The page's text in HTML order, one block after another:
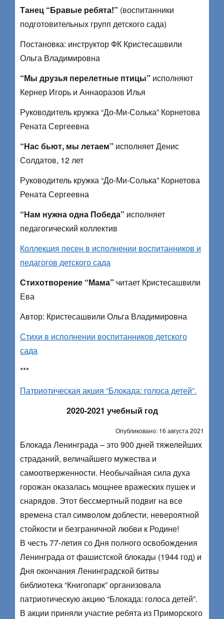
Танец “Бравые ребята!” (воспитанники
подготовительных групп детского сада)
Постановка: инструктор ФК Кристесашвили
Ольга Владимировна
“Мы друзья перелетные птицы” исполняют
Кернер Игорь и Аннаоразов Илья
Руководитель кружка “До-Ми-Солька” Корнетова
Рената Сергеевна
“Нас бьют, мы летаем” исполняет Денис
Солдатов, 12 лет
Руководитель кружка “До-Ми-Солька” Корнетова
Рената Сергеевна
“Нам нужна одна Победа” исполняет
педагогический коллектив
Коллекция песен в исполнении воспитанников и
педагогов детского сада
Стихотворение “Мама” читает Кристесашвили
Ева
Автор: Кристесашвили Ольга Владимировна
Стихи в исполнении воспитанников детского
сада
***
Патриотическая акция “Блокада: голоса детей”.
2020-2021 учебный год
Опубликовано: 16 августа 2021
Блокада Ленинграда – это 900 дней тяжелейших
страданий, величайшего мужества и
самоотверженности. Необычайная сила духа
горожан оказалась мощнее вражеских пушек и
снарядов. Этот бессмертный подвиг на все
времена стал символом доблести, невероятной
стойкости и безграничной любви к Родине!
В честь 77-летия со Дня полного освобождения
Ленинграда от фашистской блокады (1944 год) и
Дня окончания Ленинградской битвы
библиотека “Книгопарк” организовала
патриотическую акцию “Блокада: голоса детей”.
В акции приняли участие ребята из Приморского